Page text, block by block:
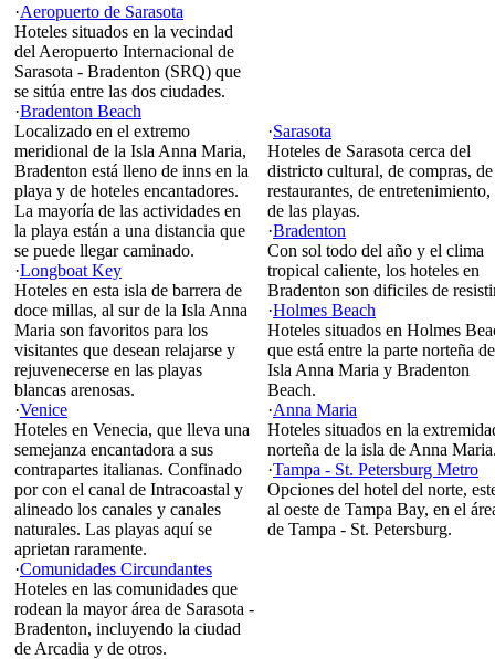
·Aeropuerto de Sarasota
Hoteles situados en la vecindad
del Aeropuerto Internacional de
Sarasota - Bradenton (SRQ) que
se sitúa entre las dos ciudades.
·Bradenton Beach
Localizado en el extremo
meridional de la Isla Anna Maria,
Bradenton está lleno de inns en la
playa y de hoteles encantadores.
La mayoría de las actividades en
la playa están a una distancia que
se puede llegar caminado.
·Longboat Key
Hoteles en esta isla de barrera de
doce millas, al sur de la Isla Anna
Maria son favoritos para los
visitantes que desean relajarse y
rejuvenecerse en las playas
blancas arenosas.
·Venice
Hoteles en Venecia, que lleva una
semejanza encantadora a sus
contrapartes italianas. Confinado
por con el canal de Intracoastal y
alineado los canales y canales
naturales. Las playas aquí se
aprietan raramente.
·Comunidades Circundantes
Hoteles en las comunidades que
rodean la mayor área de Sarasota -
Bradenton, incluyendo la ciudad
de Arcadia y de otros.
·Sarasota
Hoteles de Sarasota cerca del
districto cultural, de compras, de
restaurantes, de entretenimiento,
de las playas.
·Bradenton
Con sol todo del año y el clima
tropical caliente, los hoteles en
Bradenton son dificiles de
·Holmes Beach
Hoteles situados en Holmes
que está entre la parte norteña
Isla Anna Maria y Bradenton
Beach.
·Anna Maria
Hoteles situados en la
norteña de la isla de Anna
·Tampa - St. Petersburg Metro
Opciones del hotel del norte,
al oeste de Tampa Bay, en el
de Tampa - St. Petersburg.